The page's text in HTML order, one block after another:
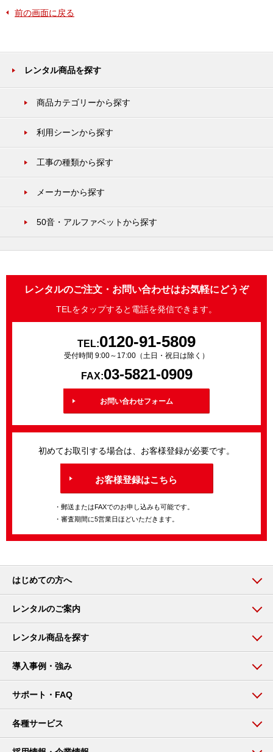
前の画面に戻る
レンタル商品を探す
商品カテゴリーから探す
利用シーンから探す
工事の種類から探す
メーカーから探す
50音・アルファベットから探す
レンタルのご注文・お問い合わせはお気軽にどうぞ
TELをタップすると電話を発信できます。
TEL:0120-91-5809
受付時間 9:00～17:00（土日・祝日は除く）
FAX:03-5821-0909
お問い合わせフォーム
初めてお取引する場合は、お客様登録が必要です。
お客様登録はこちら
・郵送またはFAXでのお申し込みも可能です。
・審査期間に5営業日ほどいただきます。
はじめての方へ
レンタルのご案内
レンタル商品を探す
導入事例・強み
サポート・FAQ
各種サービス